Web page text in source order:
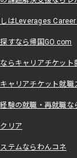
はLeverages
すなら帰国GO.com
らキャリアチケット
ャリアチケット就職
験の就職・再就職な
リア
テムならわんコネ